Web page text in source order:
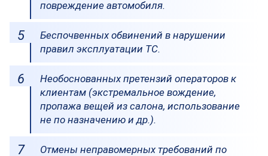
повреждение автомобиля.
Беспочвенных обвинений в нарушении
правил эксплуатации ТС.
Необоснованных претензий операторов к
клиентам (экстремальное вождение,
пропажа вещей из салона, использование
не по назначению и др.).
Отмены неправомерных требований по